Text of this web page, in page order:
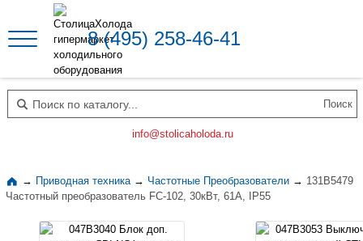
8 (495) 258-46-41
Поиск по каталогу
info@stolicaholoda.ru
→ Приводная техника → Частотные Преобразователи → 131B5479
Частотный преобразователь FC-102, 30кВт, 61А, IP55